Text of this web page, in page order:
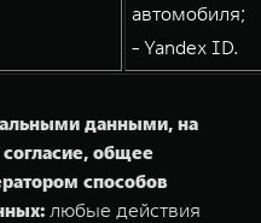
автомобиля;
- Yandex ID.
данными, на
общее
способов
любые действия